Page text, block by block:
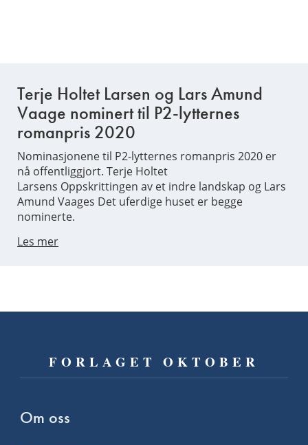
Terje Holtet Larsen og Lars Amund
Vaage nominert til P2-lytternes
romanpris 2020
Nominasjonene til P2-lytternes romanpris 2020 er
nå offentliggjort. Terje Holtet
Larsens Oppskrittingen av et indre landskap og Lars
Amund Vaages Det uferdige huset er begge
nominerte.
Les mer
FORLAGET OKTOBER
Om oss